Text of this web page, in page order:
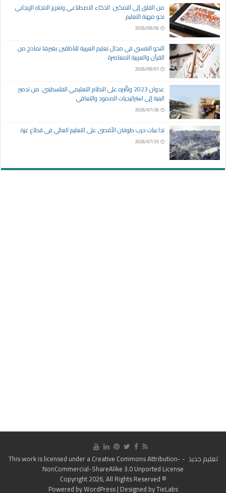
من القلق إلى التمكين: الذكاء الاصطناعي وتعزيز الاتجاه الإيجابي
نحو مهنة التعليم
2026/08/06
النحو النفسي في مجال تعليم العربية للناطقين بغيرها نماذج من
القرآن والعربية المعاصرة
2026/08/01
عدوان 2023 وتأثيره على النظام التعليمي الفلسطيني: من تدمير
البنية إلى استراتيجيات الصمود والتعافي
2026/07/26
تداعيات حرب طوفان الأقصى على التعليم العالي في قطاع غزة
2026/07/25
تعليم جديد - This work is licensed under a
Creative Commons Attribution-
NonCommercial-ShareAlike 3.0 Unported License
© Copyright 2026, All Rights Reserved
Powered byWordPress| Designed byTieLabs